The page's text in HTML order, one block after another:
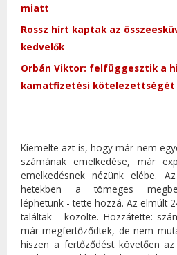
miatt
Rossz hírt kaptak az
kedvelők
Orbán Viktor: felfüggesztik a
kamatfizetési kötelezettségét
Kiemelte azt is, hogy már nem
számának emelkedése, már
emelkedésnek nézünk elébe.
hetekben a tömeges
léphetünk - tette hozzá. Az elmúlt
találtak - közölte. Hozzátette:
már megfertőződtek, de nem
hiszen a fertőződést követően